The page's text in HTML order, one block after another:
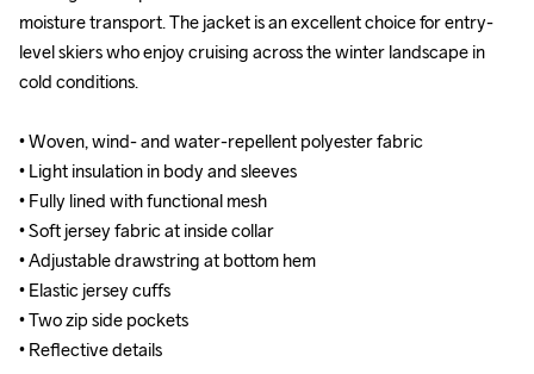
moisture transport. The jacket is an excellent choice for entry-
level skiers who enjoy cruising across the winter landscape in
cold conditions.
• Woven, wind- and water-repellent polyester fabric
• Light insulation in body and sleeves
• Fully lined with functional mesh
• Soft jersey fabric at inside collar
• Adjustable drawstring at bottom hem
• Elastic jersey cuffs
• Two zip side pockets
• Reflective details
moisture transport. The jacket is an excellent choice for entry-
level skiers who enjoy cruising across the winter landscape in
cold conditions.
• Woven, wind- and water-repellent polyester fabric
• Light insulation in body and sleeves
• Fully lined with functional mesh
• Soft jersey fabric at inside collar
• Adjustable drawstring at bottom hem
• Elastic jersey cuffs
• Two zip side pockets
• Reflective details